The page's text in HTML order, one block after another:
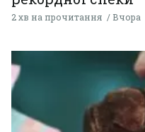
2 хв на прочитання Вчора